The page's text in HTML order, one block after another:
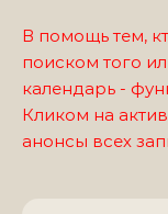
В помощь тем,
поиском того
календарь -
Кликом на
анонсы всех